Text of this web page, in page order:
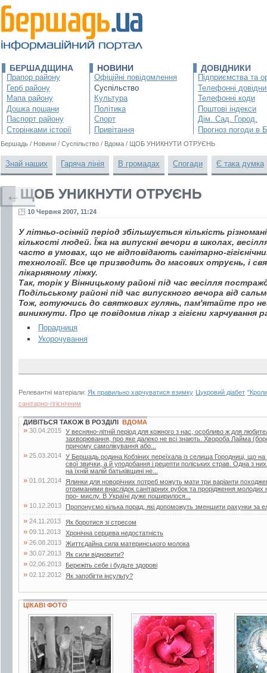
БЕРШАДЩИНА
Прапор району
Герб району
Мапа району
Дошка пошани
Паспорт району
Сторінками історії
НОВИНИ
Офіційні повідомлення
Суспільство
Культура
Політика
Спорт
Привітання
ДОВІДНИКИ
Підприємства та
Телефонні
Телефонні коди
Поштові індекси
Дім. Сад. Город.
Прогноз погоди в
Бершадь / Новини / Суспільство / Вдома / ЩОБ УНИКНУТИ ОТРУЄНЬ
Знай наших Гаряча лінія В громадах Спогади Є така думка
ЩОБ УНИКНУТИ ОТРУЄНЬ
10 Червня 2007, 11:24
У літньо-осінній період збільшується кількість
кількості людей. Їжа на випускні вечори в школах,
часто в умовах, що не відповідають санітарно-
технології. Все це призводить до масових отруєнь, і
лікарняному ліжку.
Так, торік у Вінницькому районі під час весілля
Подільському районі під час випускного вечора від
Тож, готуючись до святкових гулянь, пам'ятайте про
виникнути. Про це повідомив лікар з гігієни харчування
Порадниця
Укорочування
Релевантні матеріали: Як правильно харчуватися взимку Цукровий діабет
санітарно-гігієнічним
←
ДИВІТЬСЯ ТАКОЖ В РОЗДІЛІ ВДОМА
» 30.04.2015 У весняно-літній період для кожного з нас, особливо ж для
захворювання, про яке далеко не всі знають. Хвороба Лайма
причому самолікування або...
» 25.03.2014 У Бершадь родина Кобзіних переїхала із селища Городниці, що
свої звички, а й уподобання і рецепти поліських страв. Одна з
на їхній малій батьківщині не...
» 01.01.2014
Ялинки для новорічних потреб можуть мати три варіанти
отриманими внаслідок санітарних рубок та прорідження
про- мислу. В Україні дуже поширилося...
» 10.12.2013 Пропонуємо кілька порад, які допоможуть зменшити рахунки за
» 24.11.2013 Як боротися зі стресом
» 09.11.2013 Хронічна серцева недостатність
» 26.08.2013 Життєдайна сила материнського молока
» 30.07.2013 Як сили відновити?
» 02.06.2013 Бережіть себе і будьте здорові
» 02.12.2012 Як запобігти інсульту?
ЦІКАВІ ФОТО
3 фото 2 фото 12